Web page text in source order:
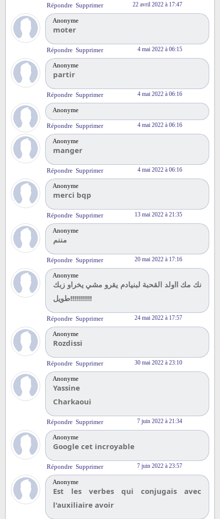
22 avril 2022 à 17:47
Répondre Supprimer
Anonyme
4 mai 2022 à 06:15
moter
Répondre Supprimer
Anonyme
4 mai 2022 à 06:16
partir
Répondre Supprimer
Anonyme
4 mai 2022 à 06:16
Répondre Supprimer
Anonyme
4 mai 2022 à 06:16
manger
Répondre Supprimer
Anonyme
13 mai 2022 à 21:35
merci bqp
Répondre Supprimer
Anonyme
20 mai 2022 à 17:16
مننم
Répondre Supprimer
Anonyme
24 mai 2022 à 17:57
نك مك ااولد القحبة لبنيادم يقرو مشي يخراو زبك
طويل!!!!!!!!!!!
Répondre Supprimer
Anonyme
30 mai 2022 à 23:10
Rozdissi
Répondre Supprimer
Anonyme
7 juin 2022 à 21:34
Yassine
Charkaoui
Répondre Supprimer
Anonyme
7 juin 2022 à 23:57
Google cet incroyable
Répondre Supprimer
Anonyme
Est les verbes qui conjugais avec
l'auxiliaire avoir